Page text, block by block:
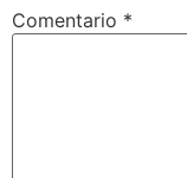
Comentario *